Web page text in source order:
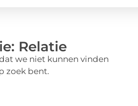
Relatie
we niet kunnen vinden
zoek bent.